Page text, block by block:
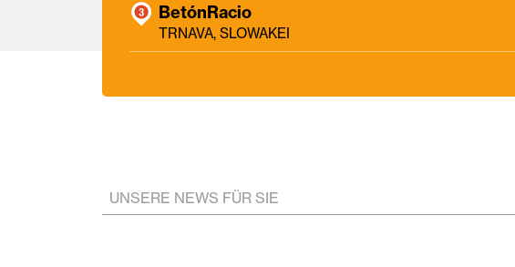
BetónRacio
TRNAVA, SLOWAKEI
UNSERE NEWS FÜR SIE